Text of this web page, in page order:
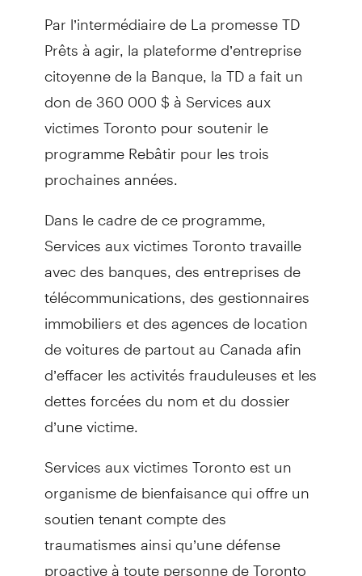
Par l’intermédiaire de La promesse TD
Prêts à agir, la plateforme d’entreprise
citoyenne de la Banque, la TD a fait un
don de 360 000 $ à Services aux
victimes Toronto pour soutenir le
programme Rebâtir pour les trois
prochaines années.
Dans le cadre de ce programme,
Services aux victimes Toronto travaille
avec des banques, des entreprises de
télécommunications, des gestionnaires
immobiliers et des agences de location
de voitures de partout au Canada afin
d’effacer les activités frauduleuses et les
dettes forcées du nom et du dossier
d’une victime.
Services aux victimes Toronto est un
organisme de bienfaisance qui offre un
soutien tenant compte des
traumatismes ainsi qu’une défense
proactive à toute personne de Toronto